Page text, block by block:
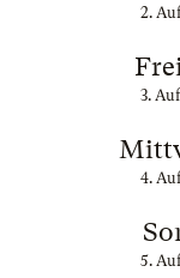
2.
3.
4.
5.